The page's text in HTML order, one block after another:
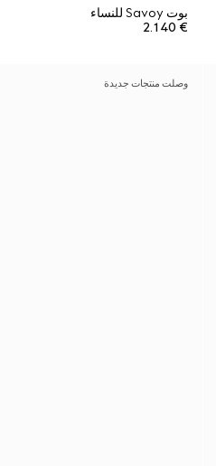
بوت Savoy للنساء
€ 2.140
وصلت منتجات جديدة